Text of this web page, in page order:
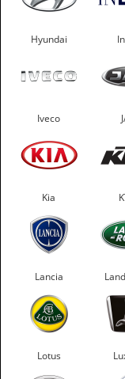
Hyundai
Iveco
Kia
Lancia
Lotus